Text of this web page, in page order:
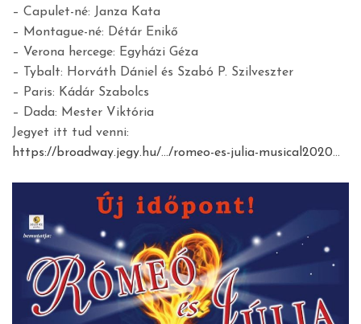
– Capulet-né: Janza Kata
– Montague-né: Détár Enikő
– Verona hercege: Egyházi Géza
– Tybalt: Horváth Dániel és Szabó P. Szilveszter
– Paris: Kádár Szabolcs
– Dada: Mester Viktória
Jegyet itt tud venni:
https://broadway.jegy.hu/…/romeo-es-julia-musical2020…